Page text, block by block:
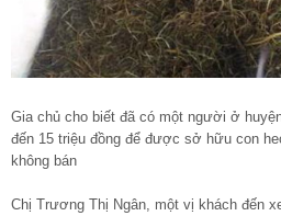
Gia chủ cho biết đã có một người ở
đến 15 triệu đồng để được sở hữu con
không bán
Chị Trương Thị Ngân, một vị khách đến